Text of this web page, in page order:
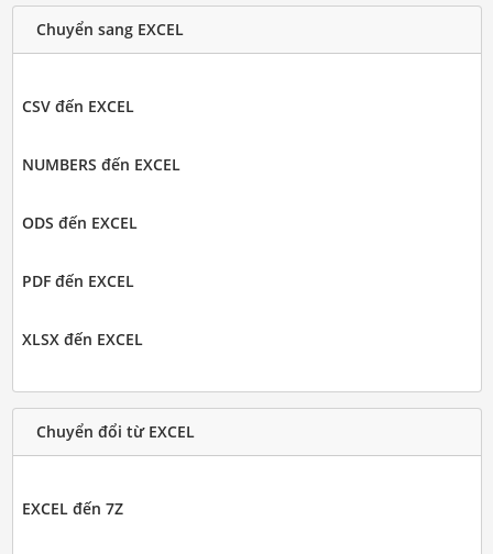
Chuyển sang EXCEL
CSV đến EXCEL
NUMBERS đến EXCEL
ODS đến EXCEL
PDF đến EXCEL
XLSX đến EXCEL
Chuyển đổi từ EXCEL
EXCEL đến 7Z